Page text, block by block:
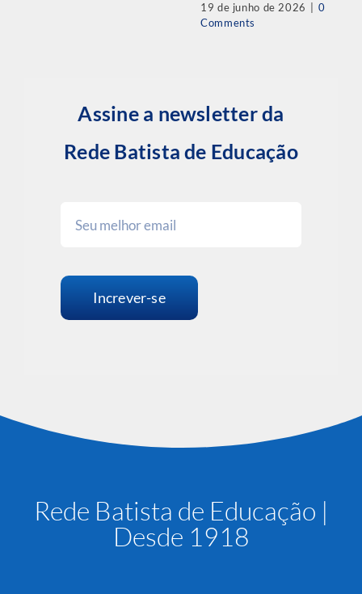
19 de junho de 2026
0
Comments
Assine a newsletter da
Rede Batista de Educação
Increver-se
Rede Batista de Educação |
Desde 1918